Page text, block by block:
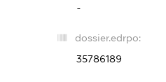
-
dossier.edrpo:
35786189